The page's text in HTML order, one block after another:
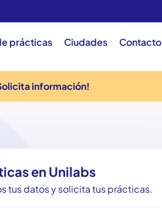
prácticas Ciudades Contacto
información!
en Unilabs
tus datos y solicita tus prácticas.